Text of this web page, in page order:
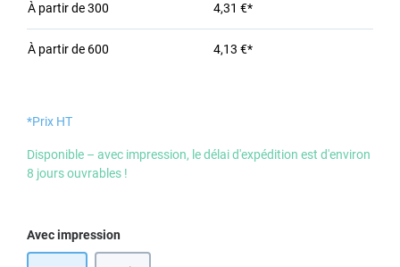
À partir de300 4,31 €*
À partir de 600 4,13 €*
*Prix HT
Disponible – avec impression, le délai d'expédition est d'environ
8 jours ouvrables !
Sélectionnez
Avec impression